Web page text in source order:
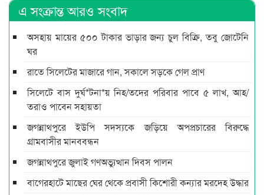
এ সংক্রান্ত আরও সংবাদ
অসহায় মায়ের ৫০০ টাকার ভাড়ার জন্য চুল বিক্রি, তবু জোটেনি
ঘর
রাতে সিলেটের মাজারে গান, সকালে সড়কে গেল প্রাণ
সিলেটে বাস দুর্ঘ*টনা*য় নিহ/তদের পরিবার পাবে ৫ লাখ, আহ/
তরাও পাবেন সহায়তা
জগন্নাথপুরে ইউপি সদস্যকে জড়িয়ে অপপ্রচারের বিরুদ্ধে
গ্রামবাসীর মানববন্ধন
জগন্নাথপুরে জুলাই গণঅভ্যুত্থান দিবস পালন
বাগেরহাটে মাছের ঘের থেকে প্রবাসী কিশোরী কন্যার মরদেহ উদ্ধার